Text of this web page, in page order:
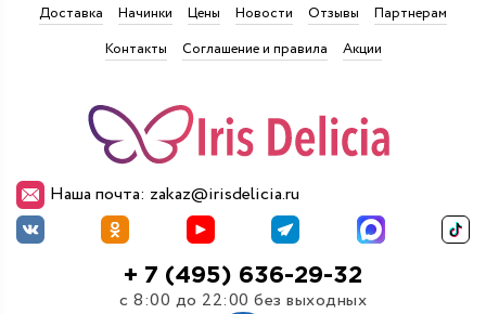
Наша почта: zakaz@irisdelicia.ru
+ 7 (495) 636-29-32
с 8:00 до 22:00 без выходных
Доставка Начинки Цены Новости Отзывы
Партнерам
Контакты
Соглашение и правила Акции